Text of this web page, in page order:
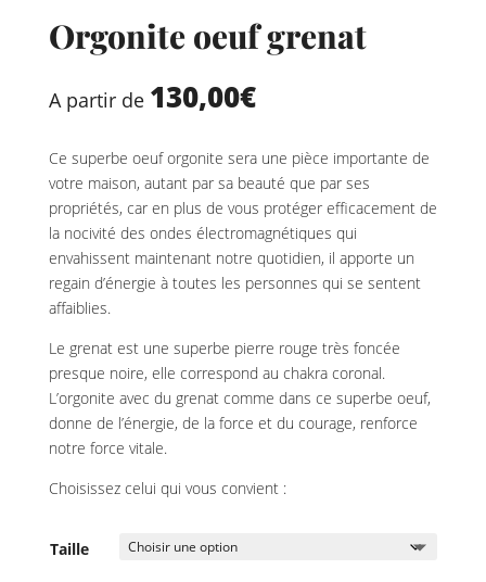
Orgonite oeuf grenat
A partir de 130,00€
Ce superbe oeuf orgonite sera une pièce importante de
votre maison, autant par sa beauté que par ses
propriétés, car en plus de vous protéger efficacement de
la nocivité des ondes électromagnétiques qui
envahissent maintenant notre quotidien, il apporte un
regain d’énergie à toutes les personnes qui se sentent
affaiblies.
Le grenat est une superbe pierre rouge très foncée
presque noire, elle correspond au chakra coronal.
L’orgonite avec du grenat comme dans ce superbe oeuf,
donne de l’énergie, de la force et du courage, renforce
notre force vitale.
Choisissez celui qui vous convient :
Taille